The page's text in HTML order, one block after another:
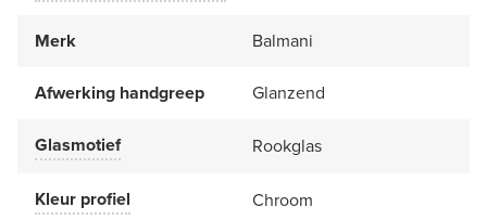
Merk Balmani
Afwerking handgreep Glanzend
Glasmotief Rookglas
Kleur profiel Chroom